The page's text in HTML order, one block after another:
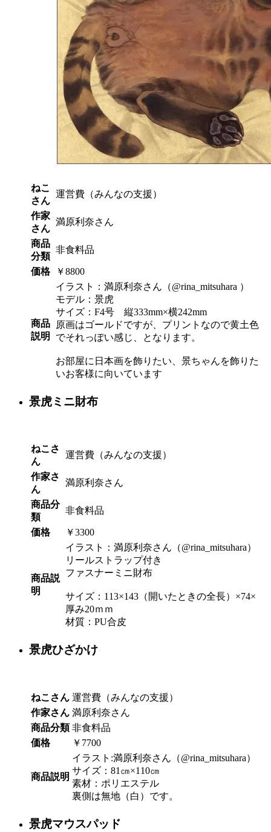
ねこ
さん
運営費（みんなの支援）
作家
さん
満原利奈さん
商品
分類
非食料品
価格 ￥8800
商品
説明
イラスト：満原利奈さん（@rina_mitsuhara ）
モデル：景虎
サイズ：F4号 縦333mm×横242mm
原画はゴールドですが、プリントなので黄土色
でそれっぽい感じ、となります。
お部屋に日本画を飾りたい、景ちゃんを飾りた
いお客様に向いています
景虎ミニ財布
ねこさ
ん
運営費（みんなの支援）
作家さ
ん
満原利奈さん
商品分
類
非食料品
価格 ￥3300
商品説
明
イラスト：満原利奈さん（@rina_mitsuhara）
リールストラップ付き
ファスナーミニ財布
サイズ：113×143（開いたときの全長）×74×
厚み20ｍｍ
材質：PU合皮
景虎ひざかけ
ねこさん 運営費（みんなの支援）
作家さん 満原利奈さん
商品分類 非食料品
価格
￥7700
商品説明
イラスト:満原利奈さん（@rina_mitsuhara）
サイズ：81㎝×110㎝
素材：ポリエステル
裏側は無地（白）です。
景虎マウスパッド